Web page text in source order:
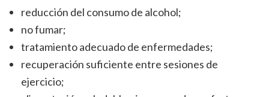
reducción del consumo de alcohol;
no fumar;
tratamiento adecuado de enfermedades;
recuperación suficiente entre sesiones de
ejercicio;